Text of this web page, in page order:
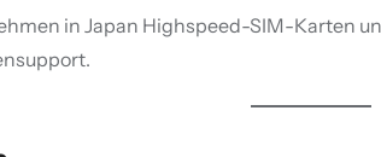
in Japan Highspeed-SIM-Karten